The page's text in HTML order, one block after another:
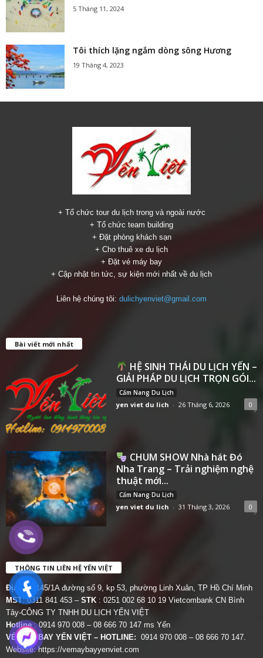
5 Tháng 11, 2024
Tôi thích lặng ngắm dòng sông Hương
19 Tháng 4, 2023
+ Tổ chức tour du lịch trong và ngoài nước
+ Tổ chức team building
+ Đặt phòng khách sạn
+ Cho thuê xe du lịch
+ Đặt vé máy bay
+ Cập nhật tin tức, sự kiện mới nhất về du lịch
Liên hệ chúng tôi: dulichyenviet@gmail.com
Bài viết mới nhất
HỆ SINH THÁI DU LỊCH YẾN –
GIẢI PHÁP DU LỊCH TRỌN GÓI...
Cẩm Nang Du Lịch
yen viet du lich - 26 Tháng 6, 2026 0
CHUM SHOW Nhà hát Đó
Nha Trang – Trải nghiệm nghệ
thuật mới...
Cẩm Nang Du Lịch
yen viet du lich - 31 Tháng 3, 2026 0
THÔNG TIN LIÊN HỆ YẾN VIỆT
Địa chỉ:
145/1A đường số 9, kp 53, phường Linh Xuân, TP Hồ Chí Minh
MST: 0311 841 453 – STK : 0251 002 68 10 19 Vietcombank CN Bình
Tây-CÔNG TY TNHH DU LỊCH YẾN VIỆT
Hotline: 0914 970 008 – 08 666 70 147 ms Yến
VÉ MÁY BAY YẾN VIỆT – HOTLINE: 0914 970 008 – 08 666 70 147.
Website:https://vemaybayyenviet.com